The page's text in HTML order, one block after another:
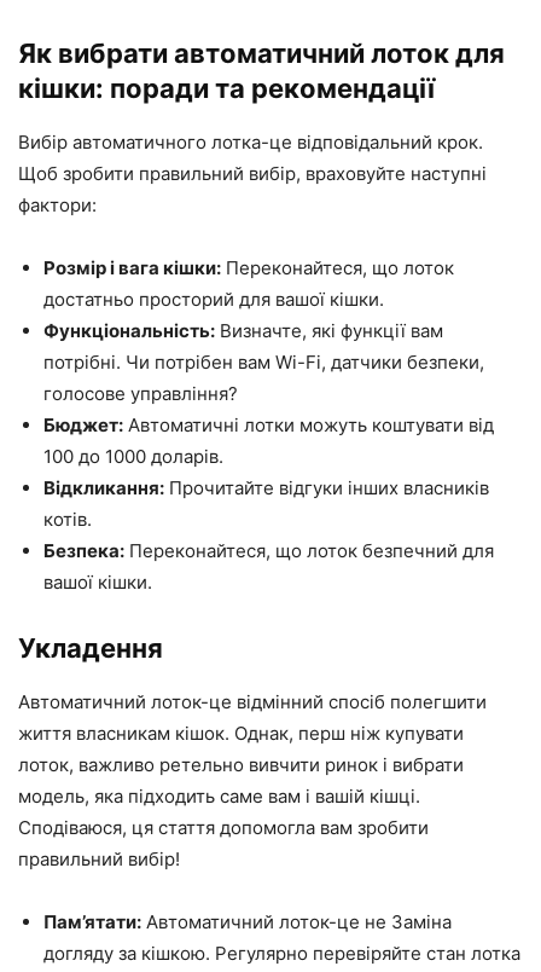
Як вибрати автоматичний лоток для
кішки: поради та рекомендації
Вибір автоматичного лотка-це відповідальний крок.
Щоб зробити правильний вибір, враховуйте наступні
фактори:
Розмір і вага кішки: Переконайтеся, що лоток
достатньо просторий для вашої кішки.
Функціональність: Визначте, які функції вам
потрібні. Чи потрібен вам Wi-Fi, датчики безпеки,
голосове управління?
Бюджет: Автоматичні лотки можуть коштувати від
100 до 1000 доларів.
Відкликання: Прочитайте відгуки інших власників
котів.
Безпека: Переконайтеся, що лоток безпечний для
вашої кішки.
Укладення
Автоматичний лоток-це відмінний спосіб полегшити
життя власникам кішок. Однак, перш ніж купувати
лоток, важливо ретельно вивчити ринок і вибрати
модель, яка підходить саме вам і вашій кішці.
Сподіваюся, ця стаття допомогла вам зробити
правильний вибір!
Пам’ятати: Автоматичний лоток-це не Заміна
догляду за кішкою. Регулярно перевіряйте стан лотка